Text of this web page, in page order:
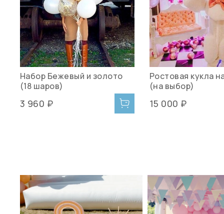
Набор Бежевый и золото
(18 шаров)
3 960 ₽
Ростовая кукла
(на выбор)
15 000 ₽